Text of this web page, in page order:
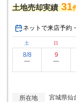
土地売却実績 31
ネットで来店予約
土 日
8/8
ー
9
ー
所在地
宮城県仙